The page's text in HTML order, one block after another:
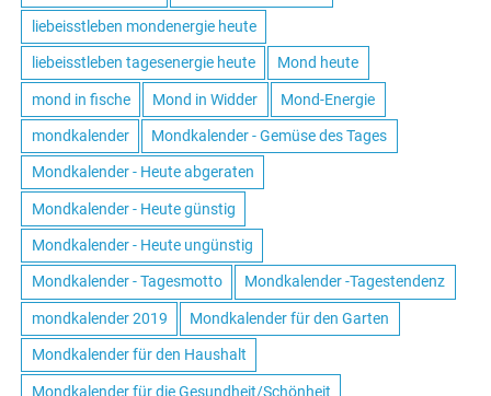
liebeisstleben mondenergie heute
liebeisstleben tagesenergie heute Mond heute
mond in fische Mond in Widder Mond-Energie
mondkalender Mondkalender - Gemüse des Tages
Mondkalender - Heute abgeraten
Mondkalender - Heute günstig
Mondkalender - Heute ungünstig
Mondkalender - Tagesmotto Mondkalender -Tagestendenz
mondkalender 2019 Mondkalender für den Garten
Mondkalender für den Haushalt
Mondkalender für die Gesundheit/Schönheit